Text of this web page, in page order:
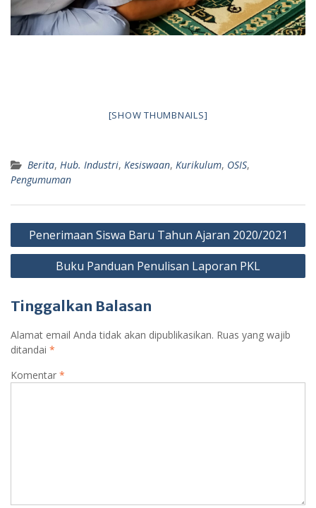
[SHOW THUMBNAILS]
Berita, Hub. Industri, Kesiswaan, Kurikulum, OSIS,
Pengumuman
Navigasi
pos
Penerimaan Siswa Baru Tahun Ajaran 2020/2021
Buku Panduan Penulisan Laporan PKL
Tinggalkan Balasan
Alamat email Anda tidak akan dipublikasikan. Ruas yang wajib
ditandai *
Komentar *